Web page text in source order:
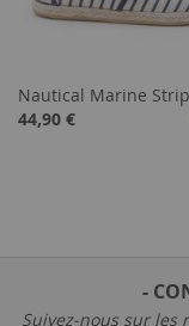
Nautical Marine
44,90 €
-
Suivez-nous sur les